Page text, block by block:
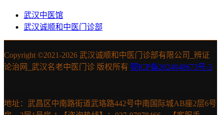
武汉中医馆
武汉诚顺和中医门诊部
Copyright ©2021-2026 武汉诚顺和中医门诊部有限公司_辨证
论治网_武汉名老中医门诊 版权所有 鄂ICP备2024048673号-3
地址：武昌区中南路街道武珞路442号中南国际城AB座2层6号